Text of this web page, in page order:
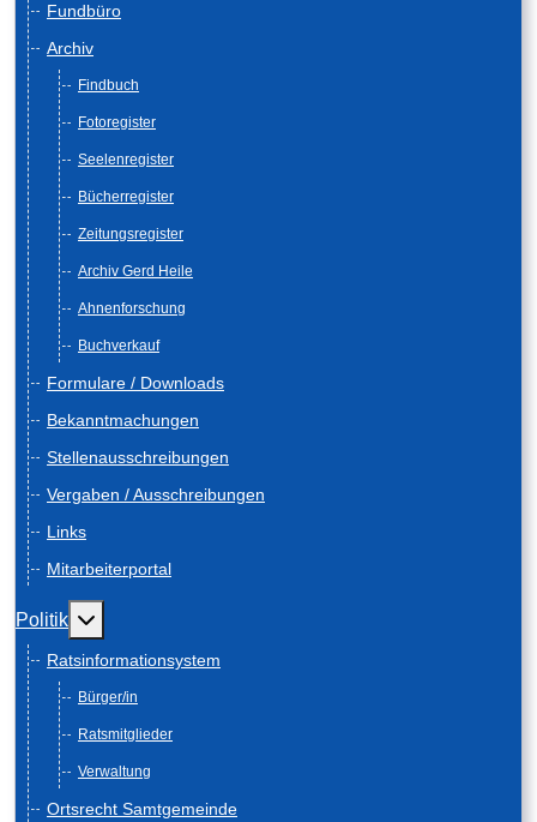
Fundbüro
Archiv
Findbuch
Fotoregister
Seelenregister
Bücherregister
Zeitungsregister
Archiv Gerd Heile
Ahnenforschung
Buchverkauf
Formulare / Downloads
Bekanntmachungen
Stellenausschreibungen
Vergaben / Ausschreibungen
Links
Mitarbeiterportal
Politik Weitere Informationen: Politik
Ratsinformationsystem
Bürger/in
Ratsmitglieder
Verwaltung
Ortsrecht Samtgemeinde